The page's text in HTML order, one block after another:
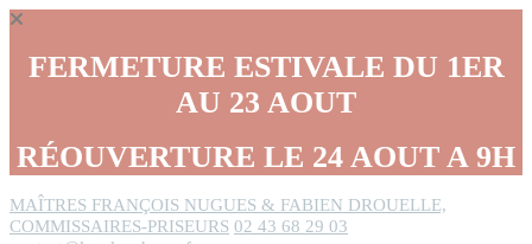
FERMETURE ESTIVALE DU 1ER
AU 23 AOUT
RÉOUVERTURE LE 24 AOUT A 9H
MAÎTRES FRANÇOIS NUGUES & FABIEN DROUELLE,
COMMISSAIRES-PRISEURS 02 43 68 29 03
Panneau de gestion des cookies